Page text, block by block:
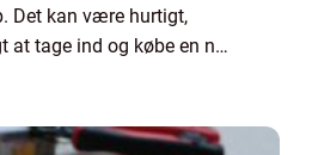
Det kan være hurtigt,
at tage ind og købe en ny